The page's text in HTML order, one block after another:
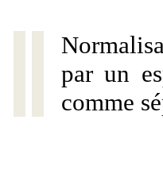
par un
comme